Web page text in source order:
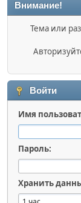
Внимание!
Тема или
Войти
Имя
Пароль:
Хранить